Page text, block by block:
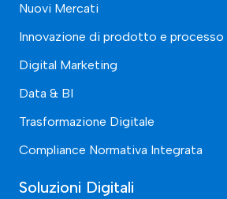
Nuovi Mercati
Innovazione di prodotto e processo
Digital Marketing
Data & BI
Trasformazione Digitale
Compliance Normativa Integrata
Soluzioni Digitali